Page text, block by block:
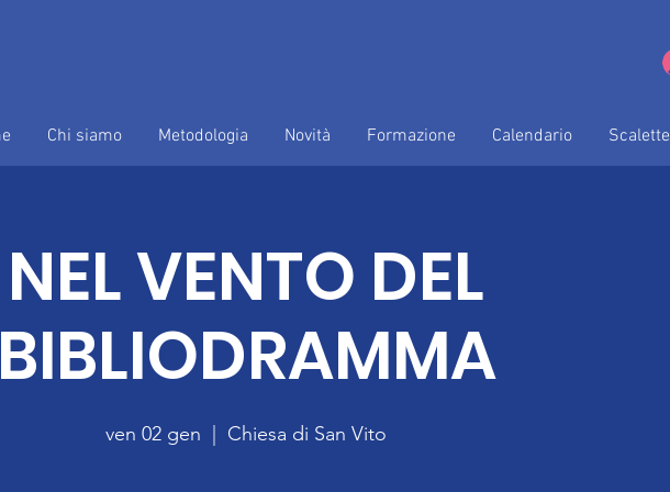
Chi siamo Metodologia Novità Formazione Calendario Scalette
NEL VENTO DEL
ven 02 gen Chiesa di San Vito